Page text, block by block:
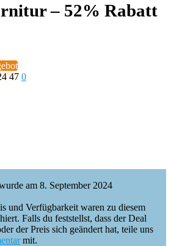
– 52% Rabatt
47 0
am 8. September 2024
und Verfügbarkeit waren zu diesem
Falls du feststellst, dass der Deal
der Preis sich geändert hat, teile uns
mit.